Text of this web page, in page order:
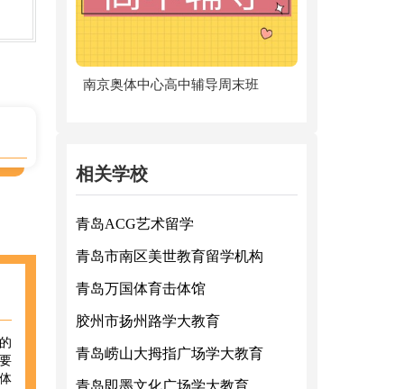
南京奥体中心高中辅导周末班
相关学校
青岛ACG艺术留学
青岛市南区美世教育留学机构
青岛万国体育击体馆
胶州市扬州路学大教育
青岛崂山大拇指广场学大教育
青岛即墨文化广场学大教育